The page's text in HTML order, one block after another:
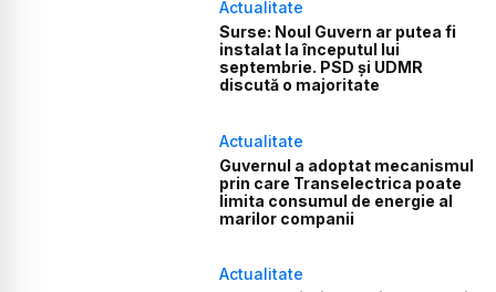
Actualitate
Surse: Noul Guvern ar putea fi
instalat la începutul lui
septembrie. PSD și UDMR
discută o majoritate
Actualitate
Guvernul a adoptat mecanismul
prin care Transelectrica poate
limita consumul de energie al
marilor companii
Actualitate